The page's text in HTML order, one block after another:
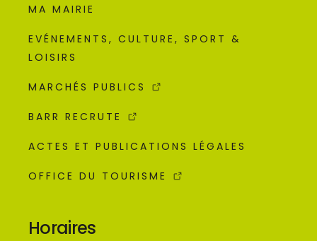
MA MAIRIE
EVÉNEMENTS, CULTURE, SPORT &
LOISIRS
MARCHÉS PUBLICS
BARR RECRUTE
ACTES ET PUBLICATIONS LÉGALES
OFFICE DU TOURISME
Horaires